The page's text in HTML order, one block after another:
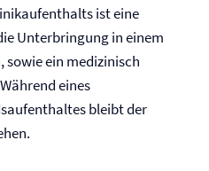
ist eine
Unterbringung in einem
ein medizinisch
eines
bleibt der